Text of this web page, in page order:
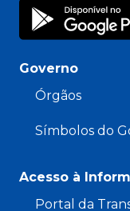
Governo
Órgãos
Símbolos do
Acesso à
Portal da